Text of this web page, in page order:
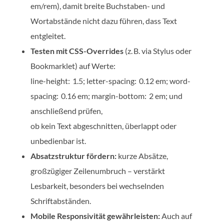
em/rem), damit breite Buchstaben- und
Wortabstände nicht dazu führen, dass Text
entgleitet.
Testen mit CSS-Overrides(z. B. via Stylus oder
Bookmarklet) auf Werte:
line-height: 1.5; letter-spacing: 0.12 em; word-
spacing: 0.16 em; margin-bottom: 2 em; und
anschließend prüfen,
ob kein Text abgeschnitten, überlappt oder
unbedienbar ist.
Absatzstruktur fördern:kurze Absätze,
großzügiger Zeilenumbruch – verstärkt
Lesbarkeit, besonders bei wechselnden
Schriftabständen.
Mobile Responsivität gewährleisten:Auch auf